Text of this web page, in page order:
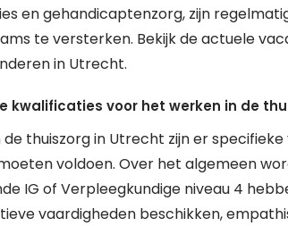
en gehandicaptenzorg, zijn
te versterken. Bekijk de actuele
in Utrecht.
kwalificaties voor het werken in de
thuiszorg in Utrecht zijn er
voldoen. Over het algemeen
IG of Verpleegkundige niveau 4
vaardigheden beschikken,